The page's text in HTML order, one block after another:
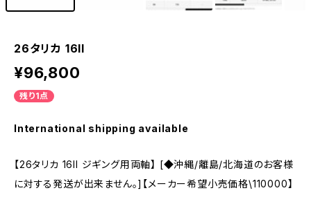
26タリカ 16II
¥96,800
残り1点
International shipping available
【26タリカ 16II ジギング用両軸】 [◆沖縄/離島/北海道のお客様
に対する発送が出来ません。]【メーカー希望小売価格\110000】